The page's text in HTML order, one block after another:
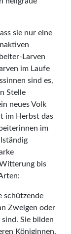
sie nur eine
Larven
im Laufe
sind es,
Stelle
neues Volk
im Herbst das
im
bis
schützende
Zweigen oder
Sie bilden
Königinnen.